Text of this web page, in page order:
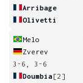
Arribage
Olivetti
Melo
Zverev
3-6, 3-6
Doumbia[2]